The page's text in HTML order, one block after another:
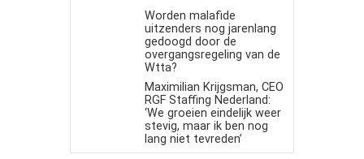
Worden malafide
uitzenders nog jarenlang
gedoogd door de
overgangsregeling van de
Wtta?
Maximilian Krijgsman, CEO
RGF Staffing Nederland:
‘We groeien eindelijk weer
stevig, maar ik ben nog
lang niet tevreden’